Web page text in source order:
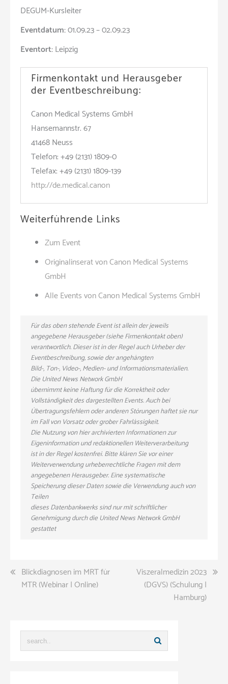
DEGUM-Kursleiter
Eventdatum:01.09.23 – 02.09.23
Eventort:Leipzig
Firmenkontakt und Herausgeber
der Eventbeschreibung:
Canon Medical Systems GmbH
Hansemannstr. 67
41468 Neuss
Telefon: +49 (2131) 1809-0
Telefax: +49 (2131) 1809-139
http://de.medical.canon
Weiterführende Links
Zum Event
Originalinserat von Canon Medical Systems
GmbH
Alle Events von Canon Medical Systems GmbH
Für das oben stehende Event ist allein der jeweils
angegebene Herausgeber (siehe Firmenkontakt oben)
verantwortlich. Dieser ist in der Regel auch Urheber der
Eventbeschreibung, sowie der angehängten
Bild-, Ton-, Video-, Medien- und Informationsmaterialien.
Die United News Network GmbH
übernimmt keine Haftung für die Korrektheit oder
Vollständigkeit des dargestellten Events. Auch bei
Übertragungsfehlern oder anderen Störungen haftet sie nur
im Fall von Vorsatz oder grober Fahrlässigkeit.
Die Nutzung von hier archivierten Informationen zur
Eigeninformation und redaktionellen Weiterverarbeitung
ist in der Regel kostenfrei. Bitte klären Sie vor einer
Weiterverwendung urheberrechtliche Fragen mit dem
angegebenen Herausgeber. Eine systematische
Speicherung dieser Daten sowie die Verwendung auch von
Teilen
dieses Datenbankwerks sind nur mit schriftlicher
Genehmigung durch die United News Network GmbH
gestattet
Beitragsnavigation
Blickdiagnosen im MRT für
MTR (Webinar | Online)
Viszeralmedizin 2023
(DGVS) (Schulung |
Hamburg)